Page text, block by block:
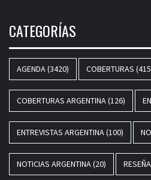
CATEGORÍAS
AGENDA(3420) COBERTURAS
COBERTURAS ARGENTINA(126)
ENTREVISTAS ARGENTINA(100)
NOTICIAS ARGENTINA(20)